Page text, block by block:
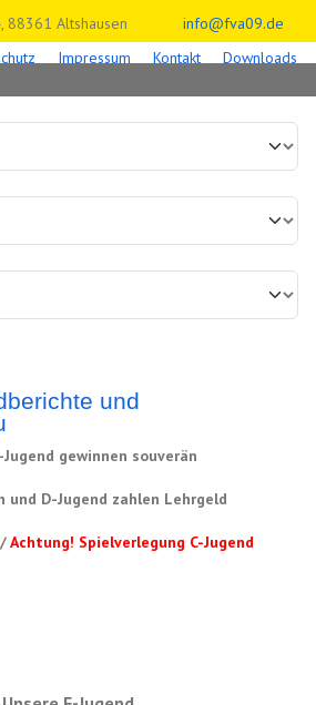
Altshausen
info@fva09.de
Impressum Kontakt
Downloads
und
Jugend gewinnen souverän
und D-Jugend zahlen Lehrgeld
Achtung! Spielverlegung C-Jugend